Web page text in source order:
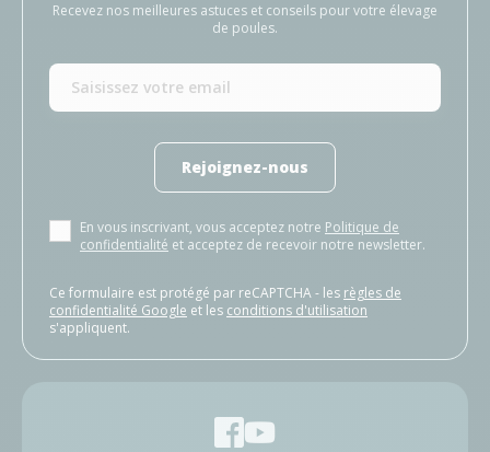
Recevez nos meilleures astuces et conseils pour votre élevage
de poules.
Rejoignez-nous
En vous inscrivant, vous acceptez notre Politique de
confidentialité et acceptez de recevoir notre newsletter.
Ce formulaire est protégé par reCAPTCHA - les règles de
confidentialité Google et les conditions d'utilisation
s'appliquent.